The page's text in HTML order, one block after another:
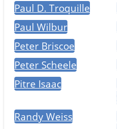
Paul D. Troquille
Paul Wilbur
Peter Briscoe
Peter Scheele
Pitre Isaac
Randy Weiss